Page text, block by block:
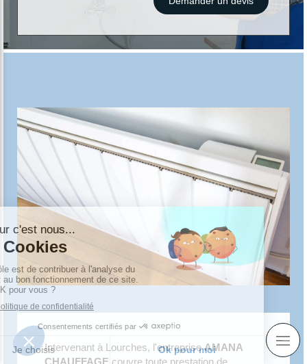
Intervenant à Lourches, l'entrepriseAMANA
CHAUFFAGE couvre toute prestation de